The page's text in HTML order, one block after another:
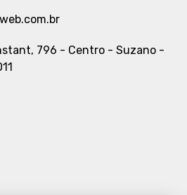
796 - Centro - Suzano -